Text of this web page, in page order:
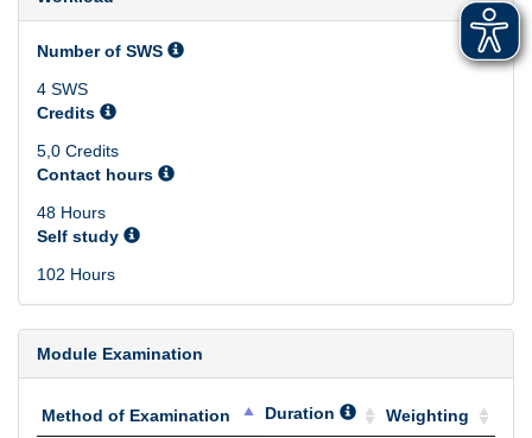
Number of SWS
4 SWS
Credits
5,0 Credits
Contact hours
48 Hours
Self study
102 Hours
Module Examination
Method of Examination Duration
Weighting